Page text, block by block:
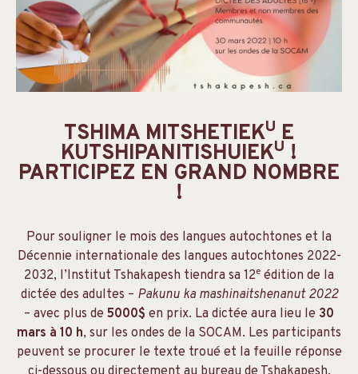
TSHIMA MITSHETIEKUE
KUTSHIPANITISHUIEKU !
PARTICIPEZ EN GRAND NOMBRE
!
Pour souligner le mois des langues autochtones et la
Décennie internationale des langues autochtones 2022-
2032, l’Institut Tshakapesh tiendra sa 12e édition de la
dictée des adultes – Pakunu ka mashinaitshenanut 2022
– avec plus de 5000$ en prix. La dictée aura lieu le 30
mars à 10 h, sur les ondes de la SOCAM. Les participants
peuvent se procurer le texte troué et la feuille réponse